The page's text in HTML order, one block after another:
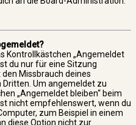
Kontrollkästchen „Angemeldet
du nur für eine Sitzung
Missbrauch deines
Um angemeldet zu
„Angemeldet bleiben“ beim
nicht empfehlenswert, wenn du
zum Beispiel in einem
diese Option nicht zur